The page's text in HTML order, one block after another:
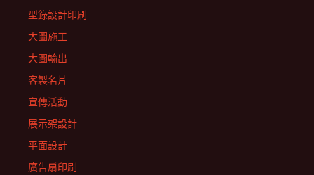
型錄設計印刷
大圖施工
大圖輸出
客製名片
宣傳活動
展示架設計
平面設計
廣告扇印刷